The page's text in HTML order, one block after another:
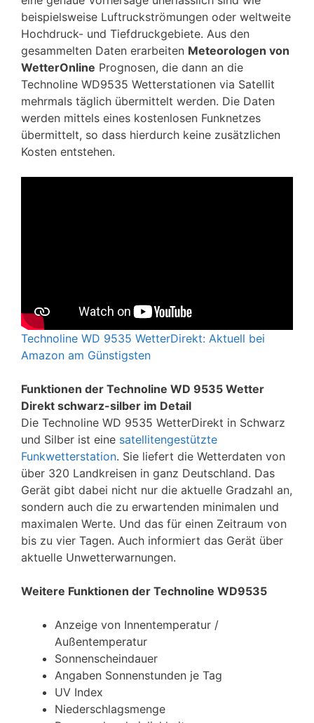
beispielsweise Luftruckströmungen oder weltweite
Hochdruck- und Tiefdruckgebiete. Aus den
gesammelten Daten erarbeiten Meteorologen von
WetterOnline Prognosen, die dann an die
Technoline WD9535 Wetterstationen via Satellit
mehrmals täglich übermittelt werden. Die Daten
werden mittels eines kostenlosen Funknetzes
übermittelt, so dass hierdurch keine zusätzlichen
Kosten entstehen.
Technoline WD 9535 WetterDirekt: Aktuell bei
Amazon am Günstigsten
Funktionen der Technoline WD 9535 Wetter
Direkt schwarz-silber im Detail
Die Technoline WD 9535 WetterDirekt in Schwarz
und Silber ist eine satellitengestützte
Funkwetterstation. Sie liefert die Wetterdaten von
über 320 Landkreisen in ganz Deutschland. Das
Gerät gibt dabei nicht nur die aktuelle Gradzahl an,
sondern auch die zu erwartenden minimalen und
maximalen Werte. Und das für einen Zeitraum von
bis zu vier Tagen. Auch informiert das Gerät über
aktuelle Unwetterwarnungen.
Weitere Funktionen der Technoline WD9535
Anzeige von Innentemperatur /
Außentemperatur
Sonnenscheindauer
Angaben Sonnenstunden je Tag
UV Index
Niederschlagsmenge